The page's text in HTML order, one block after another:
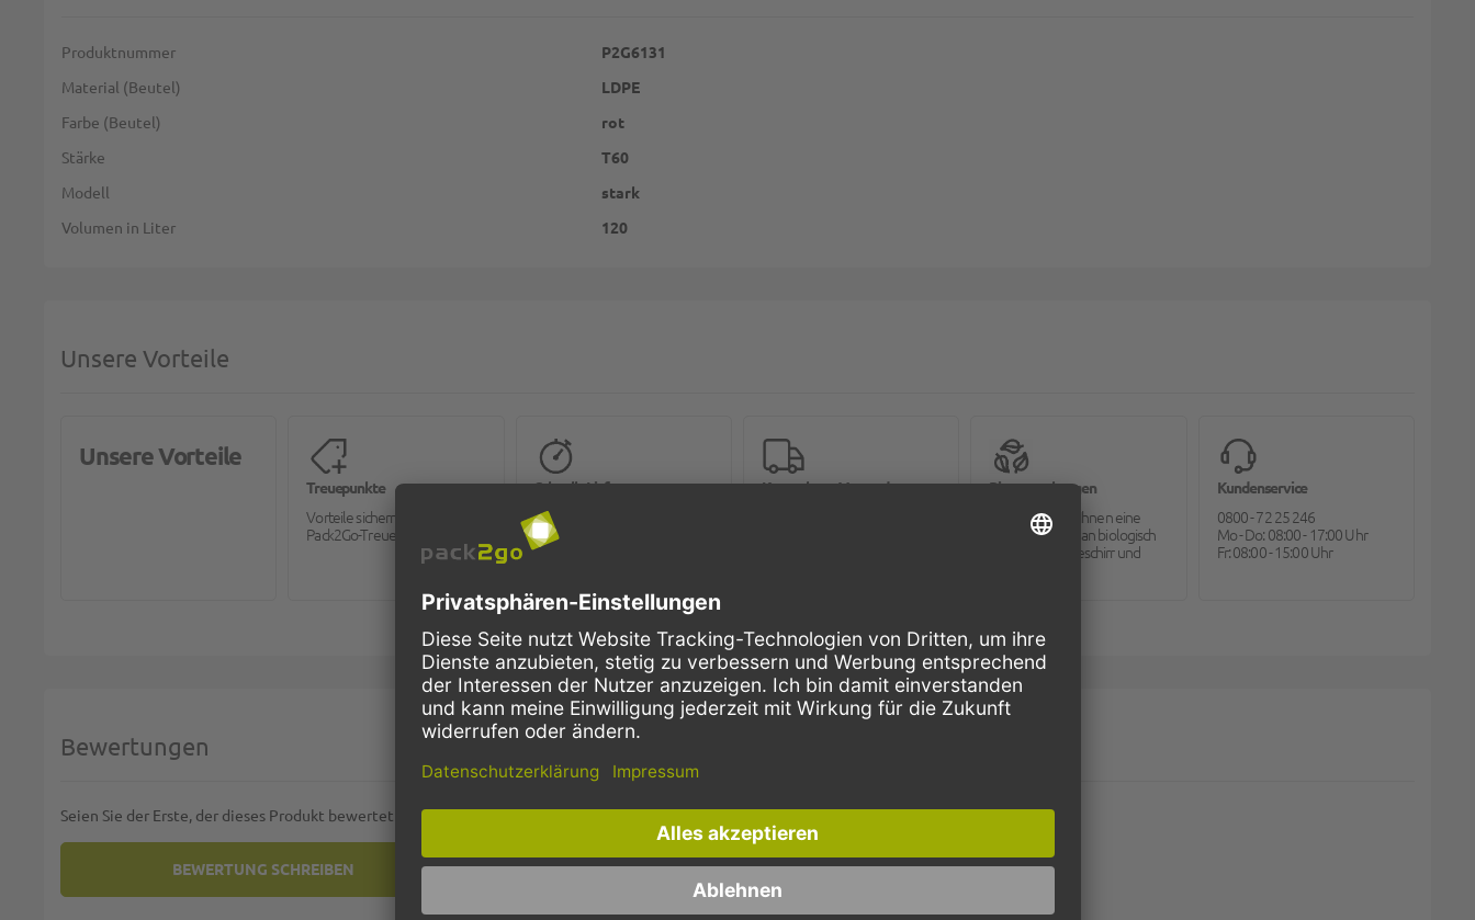
Weitere Informationen
Produktnummer
P2G6131
Material (Beutel)
LDPE
Farbe (Beutel)
rot
Stärke
T60
Modell
stark
Volumen in Liter
120
Unsere Vorteile
Unsere Vorteile
Treuepunkte
Vorteile sichern mit dem
Pack2Go-Treueprogramm.
Schnelle Lieferung
Bestellungen bis 10 Uhr,
werden in der Regel noch am
selben Tag verschickt.
Kostenloser Versand Bioverpackungen
Pack2go bietet Ihnen eine
große Auswahl an biologisch
abbaubarem Geschirr und
Kundenservice
0800 - 72 25 246
Mo - Do: 08:00 - 17:00 Uhr
Fr: 08:00 - 15:00 Uhr
Bewertungen
Seien Sie der Erste, der dieses Produkt bewertet
BEWERTUNG SCHREIBEN
MÜLLSÄCKE LDPE 120L - 700X1100MM - STARK T60 - ROT